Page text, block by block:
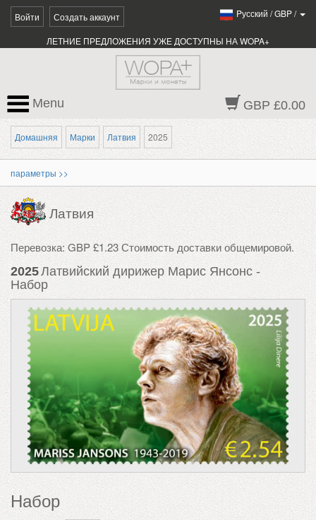
Войти Создать аккаунт Pусский /GBP/
ЛЕТНИЕ ПРЕДЛОЖЕНИЯ УЖЕ ДОСТУПНЫ НА WOPA+
GBP £0.00
Menu
Домашняя Марки Латвия 2025
параметры >>
Латвия
Перевозка: GBP £1.23 Стоимость доставки общемировой.
2025Латвийский дирижер Марис Янсонс -
Набор
Набор